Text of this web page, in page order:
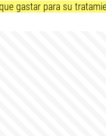
gastar para su